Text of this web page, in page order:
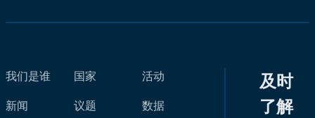
我们是谁
新闻
国家
议题
活动
数据
及时
了解